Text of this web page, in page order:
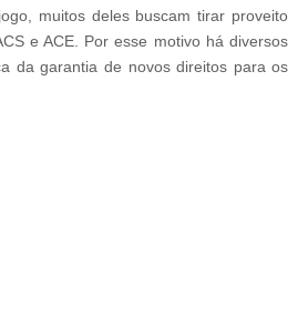
muitos deles buscam tirar proveito
e ACE. Por esse motivo há diversos
da garantia de novos direitos para os